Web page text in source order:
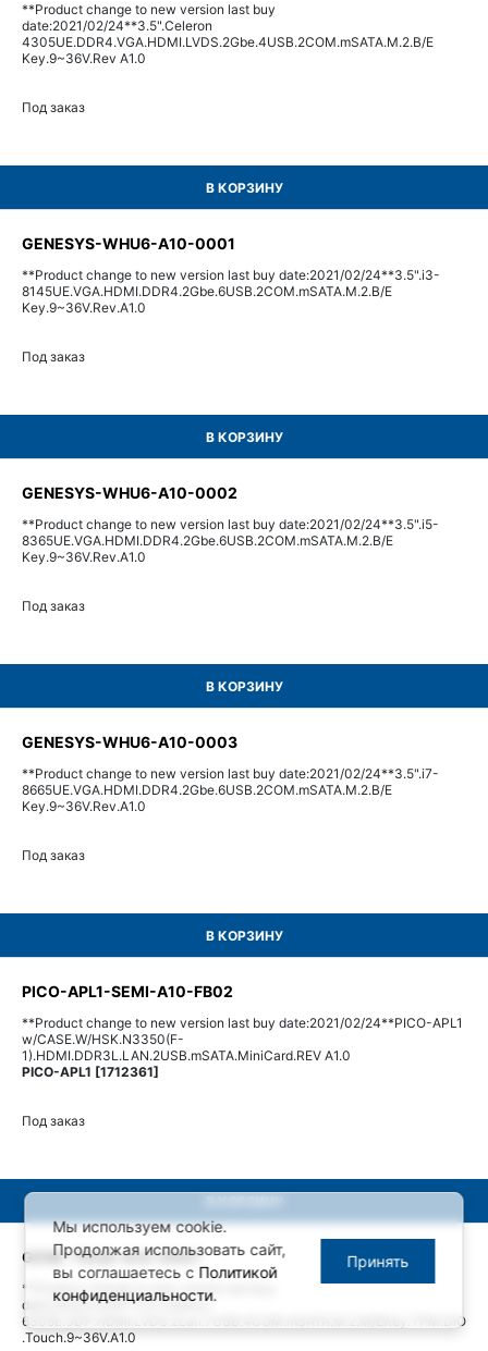
**Product change to new version last buy
date:2021/02/24**3.5".Celeron
4305UE.DDR4.VGA.HDMI.LVDS.2Gbe.4USB.2COM.mSATA.M.2.B/E
Key.9~36V.Rev A1.0
Под заказ
В КОРЗИНУ
GENESYS-WHU6-A10-0001
**Product change to new version last buy date:2021/02/24**3.5".i3-
8145UE.VGA.HDMI.DDR4.2Gbe.6USB.2COM.mSATA.M.2.B/E
Key.9~36V.Rev.A1.0
Под заказ
В КОРЗИНУ
GENESYS-WHU6-A10-0002
**Product change to new version last buy date:2021/02/24**3.5".i5-
8365UE.VGA.HDMI.DDR4.2Gbe.6USB.2COM.mSATA.M.2.B/E
Key.9~36V.Rev.A1.0
Под заказ
В КОРЗИНУ
GENESYS-WHU6-A10-0003
**Product change to new version last buy date:2021/02/24**3.5".i7-
8665UE.VGA.HDMI.DDR4.2Gbe.6USB.2COM.mSATA.M.2.B/E
Key.9~36V.Rev.A1.0
Под заказ
В КОРЗИНУ
PICO-APL1-SEMI-A10-FB02
**Product change to new version last buy date:2021/02/24**PICO-APL1
w/CASE.W/HSK.N3350(F-
1).HDMI.DDR3L.LAN.2USB.mSATA.MiniCard.REV A1.0
PICO-APL1 [1712361]
Под заказ
GENE-TGU6-A10-0007
**Product change to new version last buy
date:2022/12/29**3.5".Celeron
6305E.3DP.HDMI.LVDS.2Lan.7USB.4COM.mSATA.M.2.M/EKey.TPM.DIO
.Touch.9~36V.A1.0
Мы используем cookie.
Продолжая использовать сайт,
вы соглашаетесь с Политикой
конфиденциальности.
Принять